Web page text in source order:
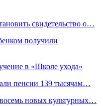
свидетельство о…
получили
в «Школе ухода»
пенсии 139 тысячам…
новых культурных…